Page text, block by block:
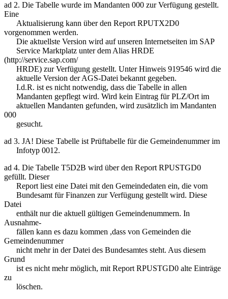
ad 2. Die Tabelle wurde im Mandanten 000 zur Verfügung gestellt.
Eine
Aktualisierung kann über den Report RPUTX2D0
vorgenommen werden.
Die aktuellste Version wird auf unseren Internetseiten im SAP
Service Marktplatz unter dem Alias HRDE
(http://service.sap.com/
HRDE) zur Verfügung gestellt. Unter Hinweis 919546 wird die
aktuelle Version der AGS-Datei bekannt gegeben.
I.d.R. ist es nicht notwendig, dass die Tabelle in allen
Mandanten gepflegt wird. Wird kein Eintrag für PLZ/Ort im
aktuellen Mandanten gefunden, wird zusätzlich im Mandanten
000
gesucht.
ad 3. JA! Diese Tabelle ist Prüftabelle für die Gemeindenummer im
Infotyp 0012.
ad 4. Die Tabelle T5D2B wird über den Report RPUSTGD0
gefüllt. Dieser
Report liest eine Datei mit den Gemeindedaten ein, die vom
Bundesamt für Finanzen zur Verfügung gestellt wird. Diese
Datei
enthält nur die aktuell gültigen Gemeindenummern. In
Ausnahme-
fällen kann es dazu kommen ,dass von Gemeinden die
Gemeindenummer
nicht mehr in der Datei des Bundesamtes steht. Aus diesem
Grund
ist es nicht mehr möglich, mit Report RPUSTGD0 alte Einträge
zu
löschen.